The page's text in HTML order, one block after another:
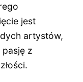
jest
artystów,
z